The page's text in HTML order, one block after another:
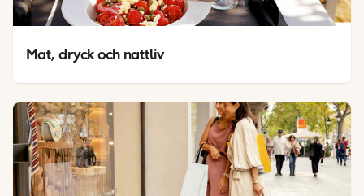
Mat, dryck och nattliv